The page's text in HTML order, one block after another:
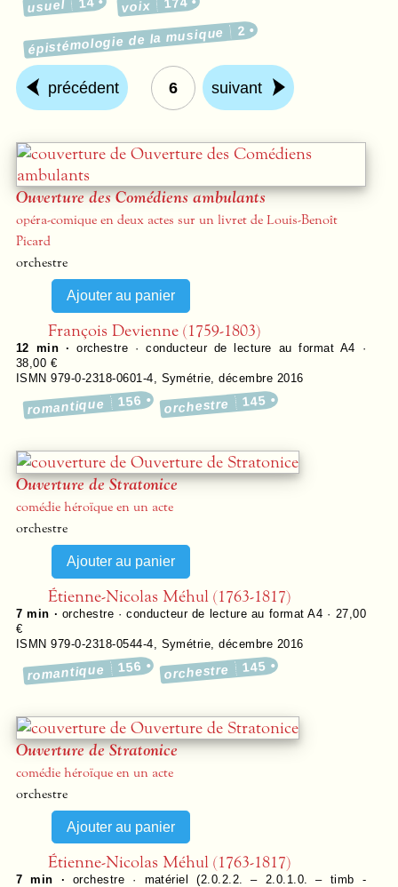
usuel voix
épistémologie de la musique 2
précédent 6 suivant
Ouverture des Comédiens ambulants
opéra-comique en deux actes sur un livret de Louis-Benoît
Picard
orchestre
François Devienne (1759-1803)
12 min ·orchestre · conducteur de lecture au format A4 ·
38,00 €
ISMN 979-0-2318-0601-4
Symétrie ,décembre 2016
romantique 156 orchestre 145
Ouverture de Stratonice
comédie héroïque en un acte
orchestre
Étienne-Nicolas Méhul (1763-1817)
7 min · orchestre · conducteur de lecture au format A4 · 27,00
€
ISMN 979-0-2318-0544-4
Symétrie ,décembre 2016
romantique 156 orchestre 145
Ouverture de Stratonice
comédie héroïque en un acte
orchestre
Étienne-Nicolas Méhul (1763-1817)
7 min · orchestre · matériel (2.0.2.2. – 2.0.1.0. – timb -